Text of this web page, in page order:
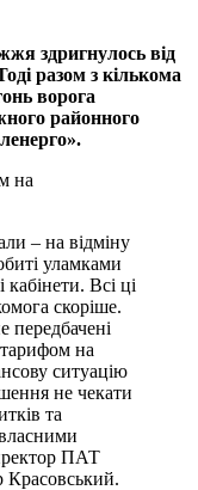
здригнулось від
разом з кількома
ворога
районного
на
– на відміну
уламками
Всі ці
скоріше.
передбачені
на
ситуацію
не чекати
та
ПАТ
Красовський.